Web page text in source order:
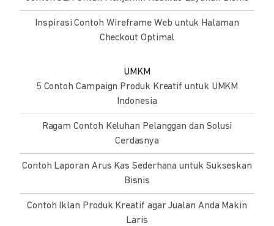
Inspirasi Contoh Wireframe Web untuk Halaman
Checkout Optimal
UMKM
5 Contoh Campaign Produk Kreatif untuk UMKM
Indonesia
Ragam Contoh Keluhan Pelanggan dan Solusi
Cerdasnya
Contoh Laporan Arus Kas Sederhana untuk Sukseskan
Bisnis
Contoh Iklan Produk Kreatif agar Jualan Anda Makin
Laris